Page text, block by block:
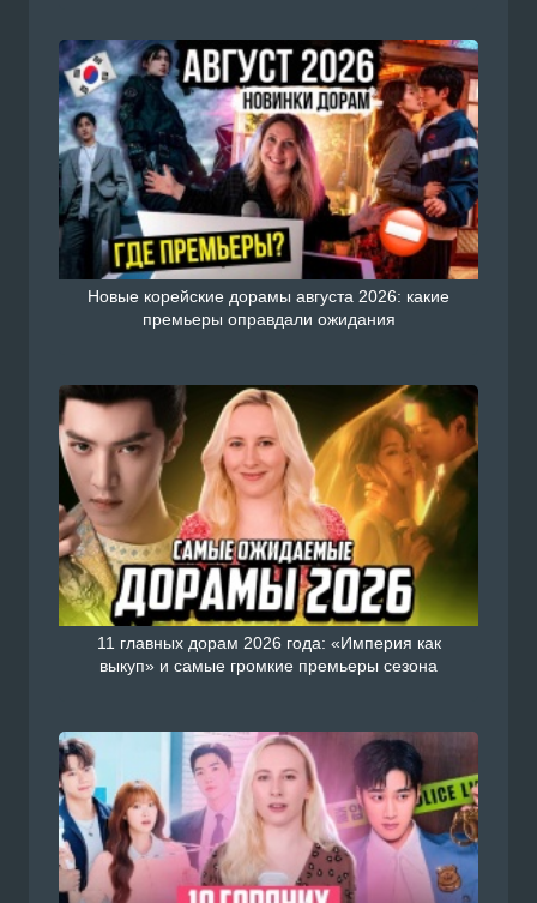
Новые корейские дорамы августа 2026: какие
премьеры оправдали ожидания
11 главных дорам 2026 года: «Империя как
выкуп» и самые громкие премьеры сезона